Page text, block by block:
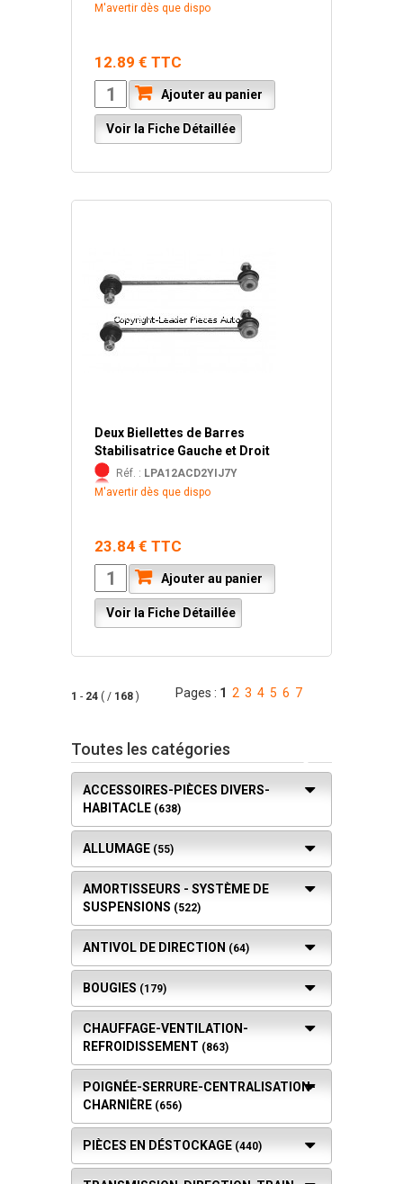
M'avertir dès que dispo
12.89 € TTC
Ajouter au panier
Voir la Fiche Détaillée
Deux Biellettes de Barres
Stabilisatrice Gauche et Droit
Réf. : LPA12ACD2YIJ7Y
M'avertir dès que dispo
23.84 € TTC
Ajouter au panier
Voir la Fiche Détaillée
1 - 24 ( / 168 ) Pages : 1 2 3 4 5 6 7
Toutes les catégories
ACCESSOIRES-PIÈCES DIVERS-
HABITACLE (638)
ALLUMAGE (55)
AMORTISSEURS - SYSTÈME DE
SUSPENSIONS (522)
ANTIVOL DE DIRECTION (64)
BOUGIES (179)
CHAUFFAGE-VENTILATION-
REFROIDISSEMENT (863)
POIGNÉE-SERRURE-CENTRALISATION-
CHARNIÈRE (656)
PIÈCES EN DÉSTOCKAGE (440)